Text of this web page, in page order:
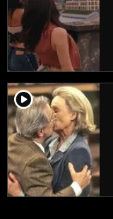
player2